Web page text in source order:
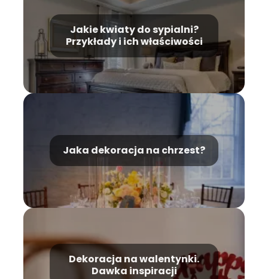
Jakie kwiaty do sypialni?
Przykłady i ich właściwości
Jaka dekoracja na chrzest‍?
Dekoracja na walentynki.
Dawka inspiracji